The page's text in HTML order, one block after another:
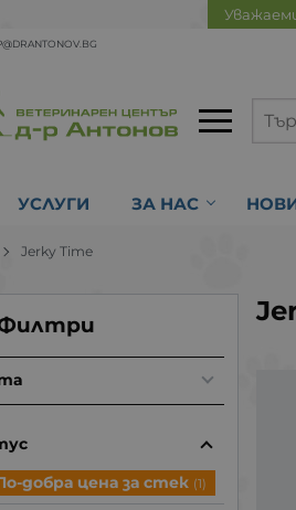
УСЛУГИ ЗА НАС
Jerky Time
добра цена за стек (1)